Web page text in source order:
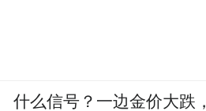
什么信号？一边金价大跌，